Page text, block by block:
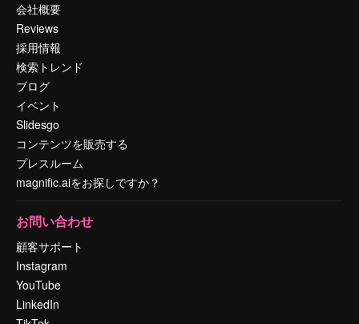
会社概要
Reviews
採用情報
検索トレンド
ブログ
イベント
Slidesgo
コンテンツを販売する
プレスルーム
magnific.aiをお探しですか？
お問い合わせ
顧客サポート
Instagram
YouTube
LinkedIn